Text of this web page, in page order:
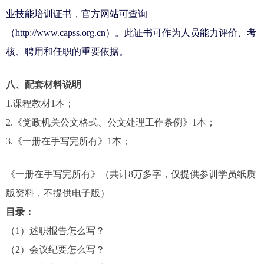
业技能培训证书，官方网站可查询
（http://www.capss.org.cn）。此证书可作为人员能力评价、考
核、聘用和任职的重要依据。
八、配套材料说明
1.课程教材1本；
2.《党政机关公文格式、公文处理工作条例》1本；
3.《一册在手写完所有》1本；
《一册在手写完所有》（共计8万多字，仅提供参训学员纸质
版资料，不提供电子版）
目录：
（1）述职报告怎么写？
（2）会议纪要怎么写？